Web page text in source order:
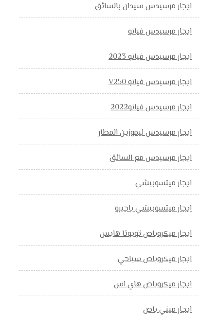
ايجار مرسيدس سيدان بالسائق
ايجار مرسيدس فيانو
ايجار مرسيدس فيانو 2023
ايجار مرسيدس فيانو V250
ايجار مرسيدس فيانو2022
ايجار مرسيدس ليموزين المطار
ايجار مرسيدس مع السائق
ايجار ميتسوبيشي
ايجار ميتسوبيشي باجيرو
ايجار ميكروباص تويوتا هايس
ايجار ميكروباص سياحي
ايجار ميكروباص هاي اس
ايجار ميني باص